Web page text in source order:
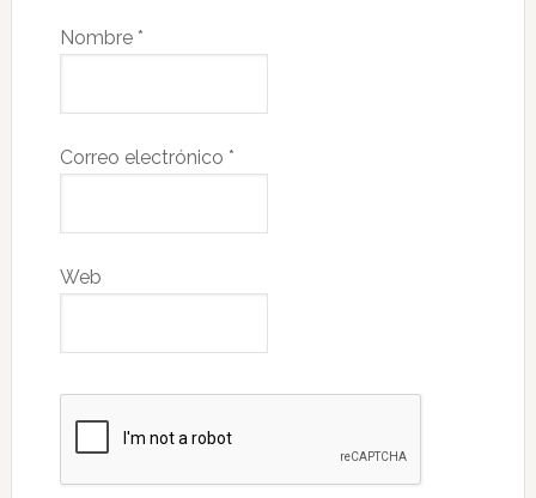
Nombre *
Correo electrónico *
Web